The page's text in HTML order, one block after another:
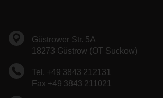
Güstrower Str. 5A
18273 Güstrow (OT Suckow)
Tel. +49 3843 212131
Fax +49 3843 211021